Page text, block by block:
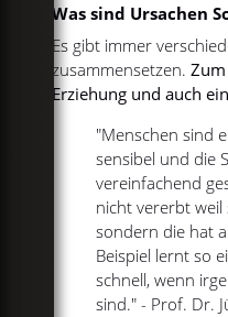
Was sind Ursachen
Es gibt immer
zusammensetzen.
Erziehung und auch
"Menschen sind
sensibel und die
vereinfachend
nicht vererbt weil
sondern die hat
Beispiel lernt so
schnell, wenn
sind." - Prof. Dr.